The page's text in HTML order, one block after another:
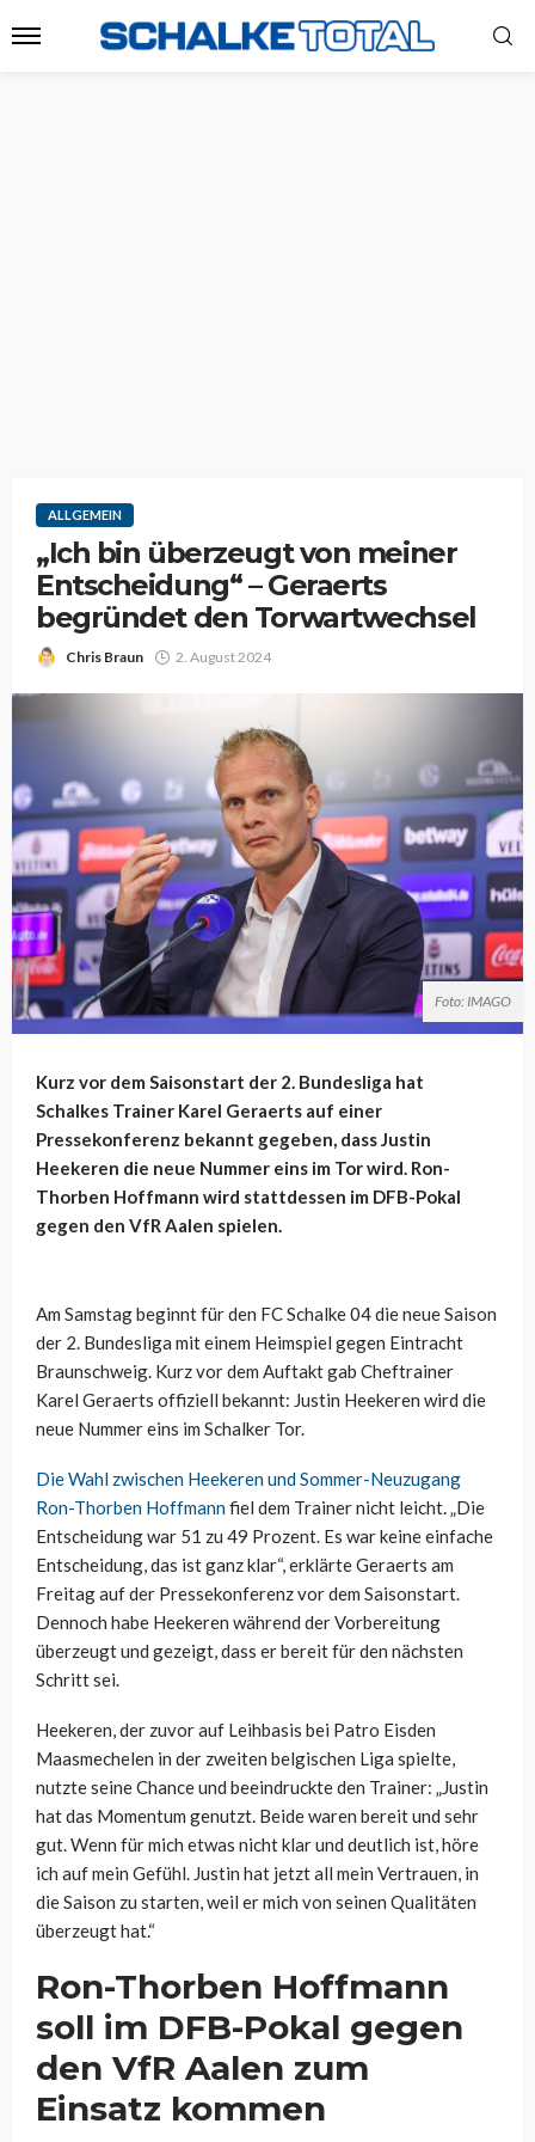
ALLGEMEIN
„Ich bin überzeugt von meiner
Entscheidung“ – Geraerts
begründet den Torwartwechsel
Chris Braun 2. August 2024
Foto: IMAGO
Kurz vor dem Saisonstart der 2. Bundesliga hat
Schalkes Trainer Karel Geraerts auf einer
Pressekonferenz bekannt gegeben, dass Justin
Heekeren die neue Nummer eins im Tor wird. Ron-
Thorben Hoffmann wird stattdessen im DFB-Pokal
gegen den VfR Aalen spielen.
Am Samstag beginnt für den FC Schalke 04 die neue Saison
der 2. Bundesliga mit einem Heimspiel gegen Eintracht
Braunschweig. Kurz vor dem Auftakt gab Cheftrainer
Karel Geraerts offiziell bekannt: Justin Heekeren wird die
neue Nummer eins im Schalker Tor.
Die Wahl zwischen Heekeren und Sommer-Neuzugang
Ron-Thorben Hoffmannfiel dem Trainer nicht leicht. „Die
Entscheidung war 51 zu 49 Prozent. Es war keine einfache
Entscheidung, das ist ganz klar“, erklärte Geraerts am
Freitag auf der Pressekonferenz vor dem Saisonstart.
Dennoch habe Heekeren während der Vorbereitung
überzeugt und gezeigt, dass er bereit für den nächsten
Schritt sei.
Heekeren, der zuvor auf Leihbasis bei Patro Eisden
Maasmechelen in der zweiten belgischen Liga spielte,
nutzte seine Chance und beeindruckte den Trainer: „Justin
hat das Momentum genutzt. Beide waren bereit und sehr
gut. Wenn für mich etwas nicht klar und deutlich ist, höre
ich auf mein Gefühl. Justin hat jetzt all mein Vertrauen, in
die Saison zu starten, weil er mich von seinen Qualitäten
überzeugt hat.“
Ron-Thorben Hoffmann
soll im DFB-Pokal gegen
den VfR Aalen zum
Einsatz kommen